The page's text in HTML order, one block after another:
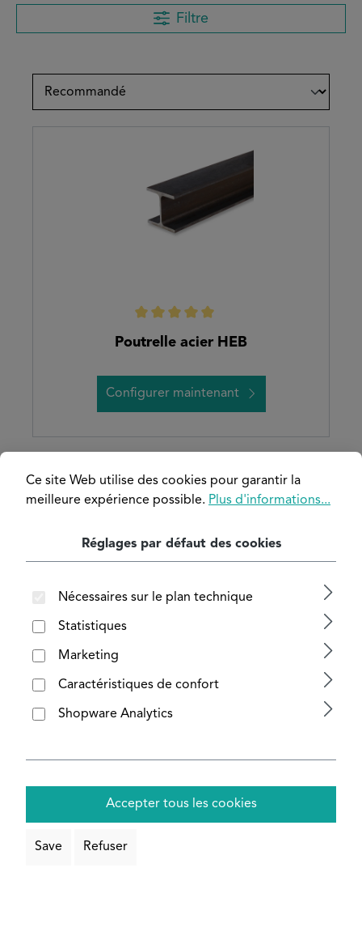
Filtre
Note moyenne de 5 sur 5 étoiles
Poutrelle acier HEB
Configurer maintenant
Poutrelle acier HEM
Ce site Web utilise des cookies pour garantir la
meilleure expérience possible. Plus d'informations...
Réglages par défaut des cookies
Nécessaires sur le plan technique
Statistiques
Marketing
Caractéristiques de confort
Shopware Analytics
Accepter tous les cookies
Save Refuser